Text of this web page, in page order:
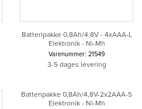
Batteripakke 0,8Ah/4,8V - 4xAAA-L
Elektronik - Ni-Mh
Varenummer: 21549
3-5 dages levering
Batteripakke 0,8Ah/4,8V-2x2AAA-S
Elektronik - Ni-Mh